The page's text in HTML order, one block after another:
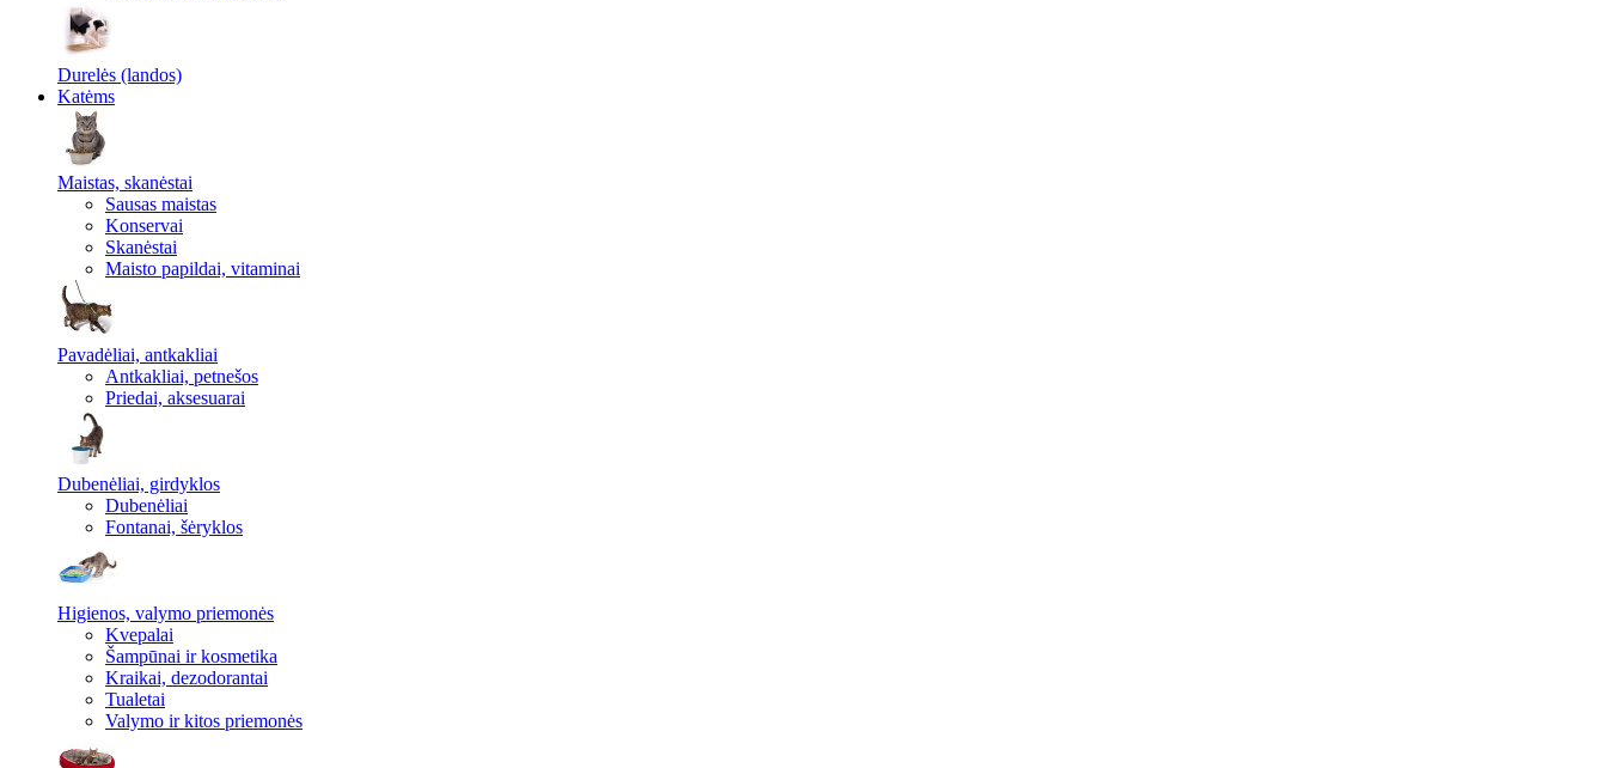
Durelės (landos)
Katėms
Maistas, skanėstai
Sausas maistas
Konservai
Skanėstai
Maisto papildai, vitaminai
Pavadėliai, antkakliai
Antkakliai, petnešos
Priedai, aksesuarai
Dubenėliai, girdyklos
Dubenėliai
Fontanai, šėryklos
Higienos, valymo priemonės
Kvepalai
Šampūnai ir kosmetika
Kraikai, dezodorantai
Tualetai
Valymo ir kitos priemonės